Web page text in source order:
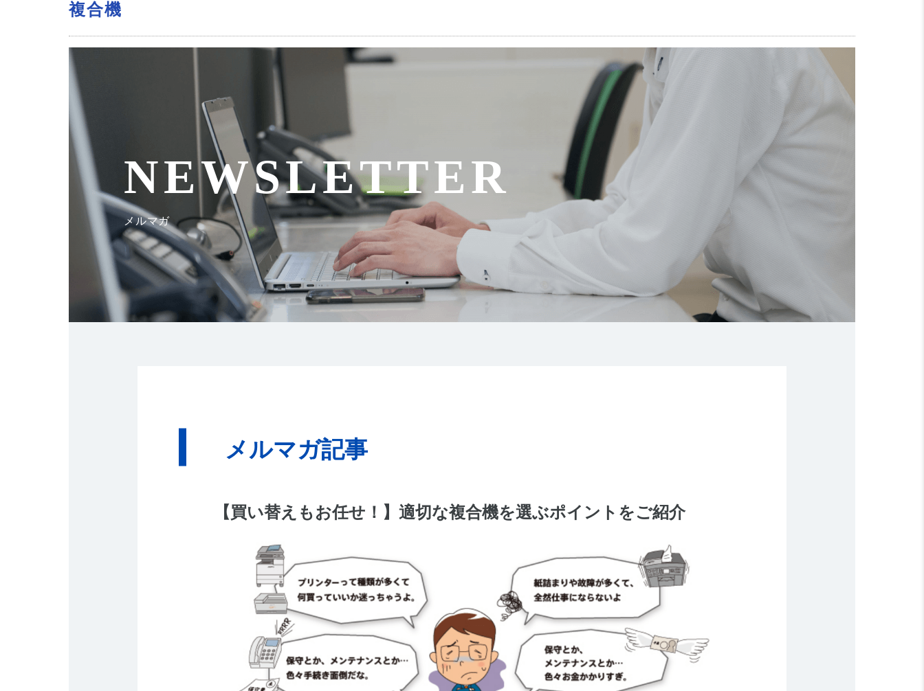
複合機
NEWSLETTER
メルマガ
メルマガ記事
【買い替えもお任せ！】適切な複合機を選ぶポイントをご紹介